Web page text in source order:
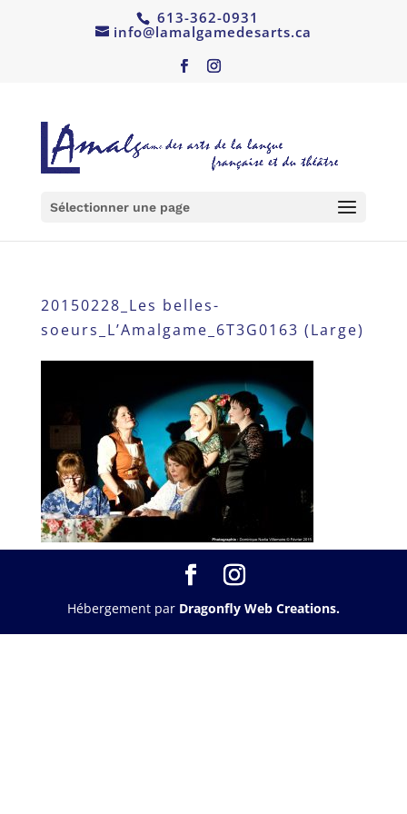
613-362-0931
info@lamalgamedesarts.ca
Sélectionner une page
20150228_Les belles-
soeurs_L’Amalgame_6T3G0163 (Large)
Hébergement par Dragonfly Web Creations.